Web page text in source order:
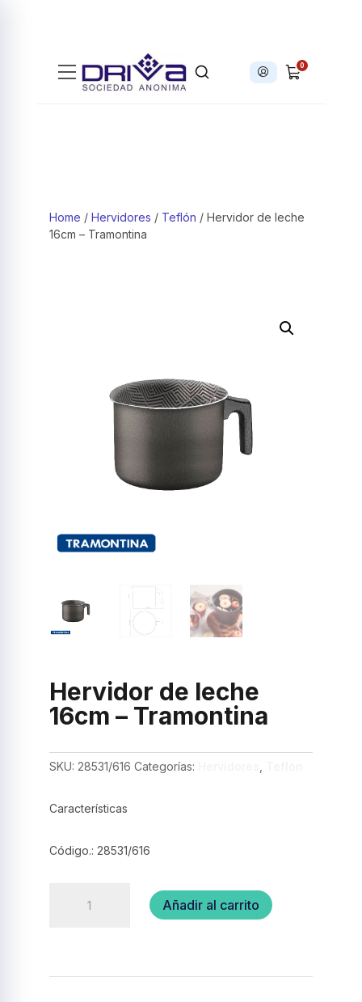
Iniciar sesión
0
Home / Hervidores / Teflón / Hervidor de leche
16cm – Tramontina
Hervidor de leche
16cm – Tramontina
SKU: 28531/616 Categorías:
Características
Código.: 28531/616
Tramontina
Añadir al carrito